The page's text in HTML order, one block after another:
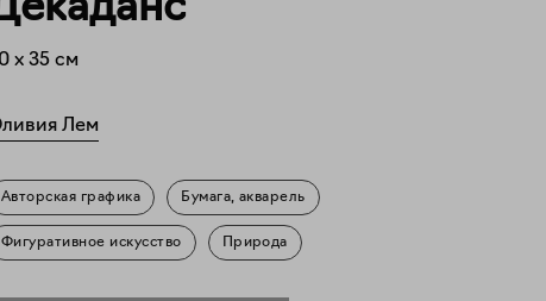
x 35 см
Лем
Авторская графика Бумага, акварель
Фигуративное искусство Природа